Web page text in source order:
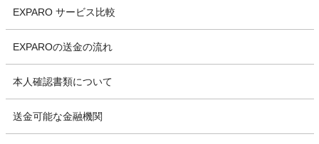
EXPARO サービス比較
EXPAROの送金の流れ
本人確認書類について
送金可能な金融機関